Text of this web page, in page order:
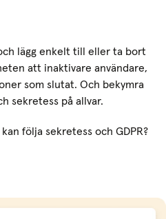
lägg enkelt till eller ta bort
att inaktivare användare,
som slutat. Och bekymra
sekretess på allvar.
följa sekretess och GDPR?